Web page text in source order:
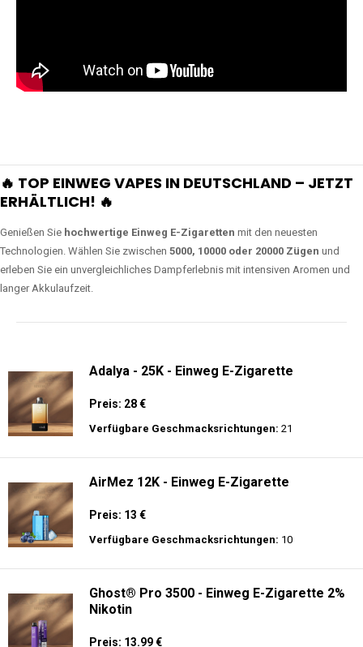
🔥 TOP EINWEG VAPES IN DEUTSCHLAND – JETZT
ERHÄLTLICH! 🔥
Genießen Sie hochwertige Einweg E-Zigaretten mit den neuesten
Technologien. Wählen Sie zwischen 5000, 10000 oder 20000 Zügen und
erleben Sie ein unvergleichliches Dampferlebnis mit intensiven Aromen und
langer Akkulaufzeit.
Adalya - 25K - Einweg E-Zigarette
Preis: 28 €
Verfügbare Geschmacksrichtungen: 21
AirMez 12K - Einweg E-Zigarette
Preis: 13 €
Verfügbare Geschmacksrichtungen: 10
Ghost® Pro 3500 - Einweg E-Zigarette 2%
Nikotin
Preis: 13.99 €